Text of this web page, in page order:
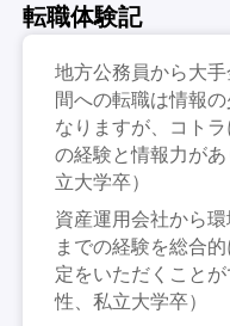
転職体験記
地方公務員から大
間への転職は情報
なりますが、コト
の経験と情報力が
立大学卒）
資産運用会社から
までの経験を総合
定をいただくこと
性、私立大学卒）